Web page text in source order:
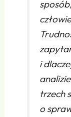
i
trzech
o